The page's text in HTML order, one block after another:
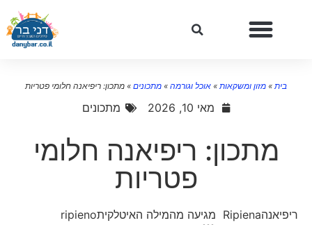
»מזון ומשקאות»אוכל וגורמה»מתכונים»מתכון: ריפיאנה חלומי פטריות
מאי 10, 2026 מתכונים
מתכון: ריפיאנה חלומי
פטריות
ריפיאנהRipiena מגיעה מהמילה האיטלקיתripieno